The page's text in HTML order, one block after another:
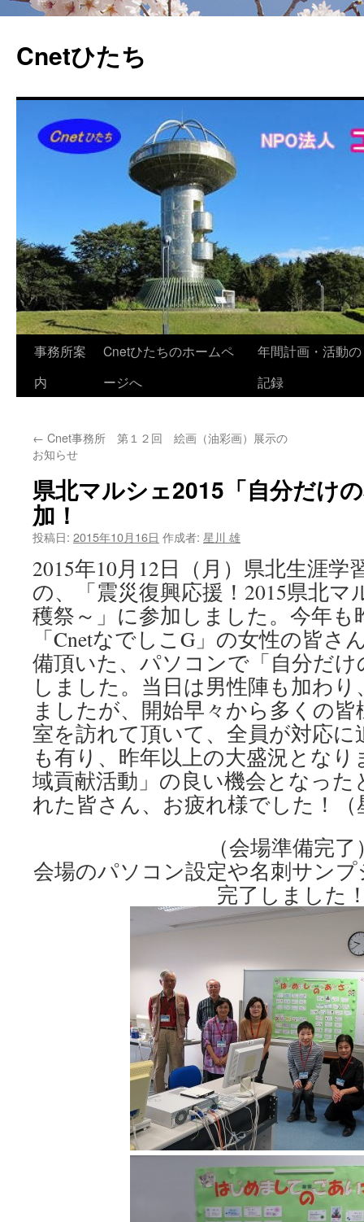
Cnetひたち
コ
ン
へ
ス
キ
ッ
プ
事務所案
内
Cnetひたちのホームペ
ージへ
年間計画・活動の
記録
← Cnet事務所 第１２回 絵画（油彩画）展示の
お知らせ
県北マルシェ2015「自分だけ
加！
投稿日: 2015年10月16日 作成者: 星川 雄
2015年10月12日（月）県北生涯学
の、「震災復興応援！2015県北マ
穫祭～」に参加しました。今年も
「CnetなでしこG」の女性の皆さ
備頂いた、パソコンで「自分だ
しました。当日は男性陣も加わ
ましたが、開始早々から多くの
室を訪れて頂いて、全員が対応
も有り、昨年以上の大盛況となり
域貢献活動」の良い機会となっ
れた皆さん、お疲れ様でした！（
（会場準備完了
会場のパソコン設定や名刺サン
完了しました